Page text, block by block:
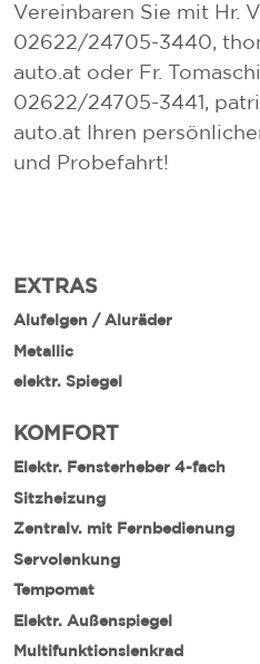
Vereinbaren Sie mit Hr.
02622/24705-3440,
auto.at oder Fr.
02622/24705-3441,
auto.at Ihren
und Probefahrt!
EXTRAS
Alufelgen / Aluräder
Metallic
elektr. Spiegel
KOMFORT
Elektr. Fensterheber 4-fach
Sitzheizung
Zentralv. mit Fernbedienung
Servolenkung
Tempomat
Elektr. Außenspiegel
Multifunktionslenkrad